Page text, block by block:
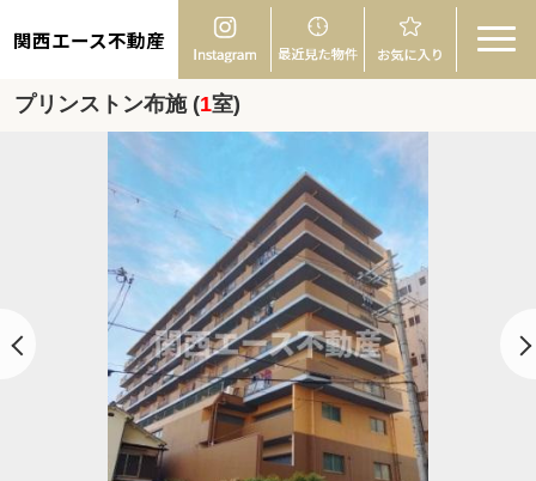
関西エース不動産
プリンストン布施 (1室)